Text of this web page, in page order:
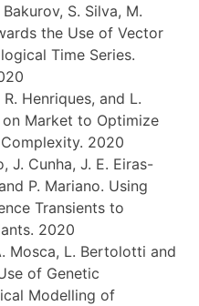
S. Silva, M.
the Use of Vector
Time Series.
Henriques, and L.
Market to Optimize
2020
J. Cunha, J. E. Eiras-
P. Mariano. Using
Transients to
2020
Mosca, L. Bertolotti and
of Genetic
Modelling of